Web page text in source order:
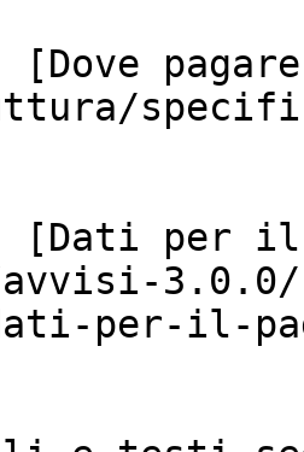
per il
avvisi-
per-il-